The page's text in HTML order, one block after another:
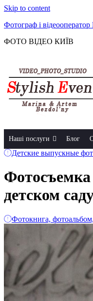
Skip to content
Фотограф і відеооператор
ФОТО ВІДЕО КИЇВ
Наші послуги Блог
Детские выпускные
Фотосъемка
детском
Фотокнига,